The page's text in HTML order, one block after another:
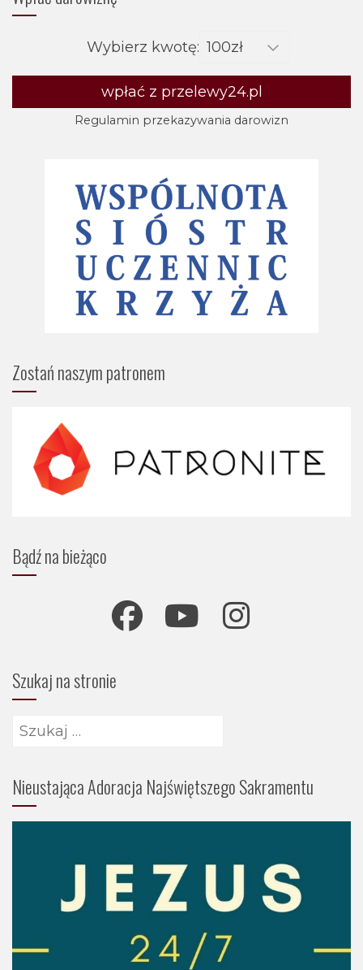
Wybierz kwotę:
wpłać z przelewy24.pl
Regulamin przekazywania darowizn
Zostań naszym patronem
Bądź na bieżąco
Szukaj na stronie
Szukaj:
Nieustająca Adoracja Najświętszego Sakramentu